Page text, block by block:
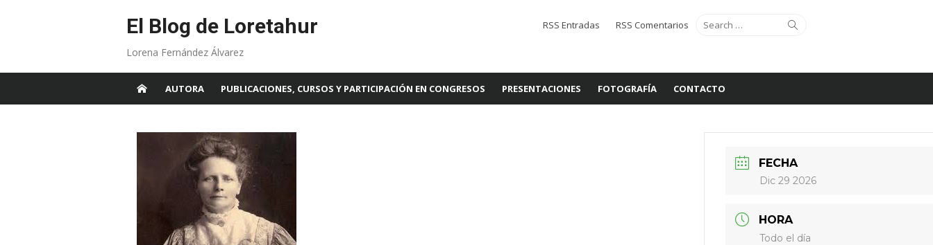
El Blog de Loretahur
Lorena Fernández Álvarez
Search
for:
RSS Entradas RSS Comentarios
AUTORA PUBLICACIONES, CURSOS Y PARTICIPACIÓN EN CONGRESOS PRESENTACIONES FOTOGRAFÍA CONTACTO
FECHA
Dic 29 2026
HORA
Todo el día